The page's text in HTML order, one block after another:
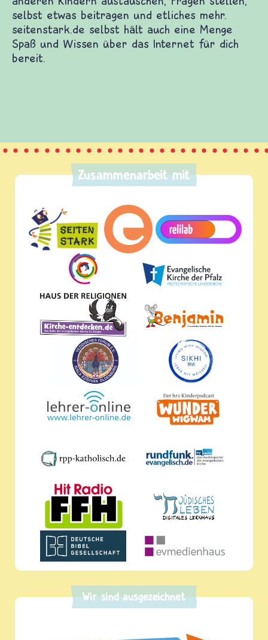
zu vielen guten Kinderwebsites. Dort
auf dich und Informationen zu vielen
Du kannst dich mit anderen Kindern
stellen, selbst etwas beitragen und etliches
Zusammenarbeit mit
Wir sind ausgezeichnet